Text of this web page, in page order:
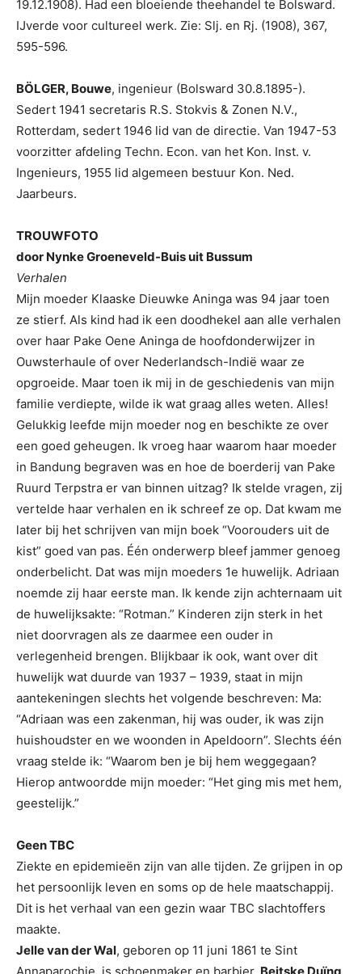
19.12.1908). Had een bloeiende theehandel te Bolsward.
IJverde voor cultureel werk. Zie: Slj. en Rj. (1908), 367,
595-596.
BÖLGER, Bouwe, ingenieur (Bolsward 30.8.1895-).
Sedert 1941 secretaris R.S. Stokvis & Zonen N.V.,
Rotterdam, sedert 1946 lid van de directie. Van 1947-53
voorzitter afdeling Techn. Econ. van het Kon. Inst. v.
Ingenieurs, 1955 lid algemeen bestuur Kon. Ned.
Jaarbeurs.
TROUWFOTO
door Nynke Groeneveld-Buis uit Bussum
Verhalen
Mijn moeder Klaaske Dieuwke Aninga was 94 jaar toen
ze stierf. Als kind had ik een doodhekel aan alle verhalen
over haar Pake Oene Aninga de hoofdonderwijzer in
Ouwsterhaule of over Nederlandsch-Indië waar ze
opgroeide. Maar toen ik mij in de geschiedenis van mijn
familie verdiepte, wilde ik wat graag alles weten. Alles!
Gelukkig leefde mijn moeder nog en beschikte ze over
een goed geheugen. Ik vroeg haar waarom haar moeder
in Bandung begraven was en hoe de boerderij van Pake
Ruurd Terpstra er van binnen uitzag? Ik stelde vragen, zij
vertelde haar verhalen en ik schreef ze op. Dat kwam me
later bij het schrijven van mijn boek “Voorouders uit de
kist” goed van pas. Één onderwerp bleef jammer genoeg
onderbelicht. Dat was mijn moeders 1e huwelijk. Adriaan
noemde zij haar eerste man. Ik kende zijn achternaam uit
de huwelijksakte: “Rotman.” Kinderen zijn sterk in het
niet doorvragen als ze daarmee een ouder in
verlegenheid brengen. Blijkbaar ik ook, want over dit
huwelijk wat duurde van 1937 – 1939, staat in mijn
aantekeningen slechts het volgende beschreven: Ma:
“Adriaan was een zakenman, hij was ouder, ik was zijn
huishoudster en we woonden in Apeldoorn”. Slechts één
vraag stelde ik: “Waarom ben je bij hem weggegaan?
Hierop antwoordde mijn moeder: “Het ging mis met hem,
geestelijk.”
Geen TBC
Ziekte en epidemieën zijn van alle tijden. Ze grijpen in op
het persoonlijk leven en soms op de hele maatschappij.
Dit is het verhaal van een gezin waar TBC slachtoffers
maakte.
Jelle van der Wal, geboren op 11 juni 1861 te Sint